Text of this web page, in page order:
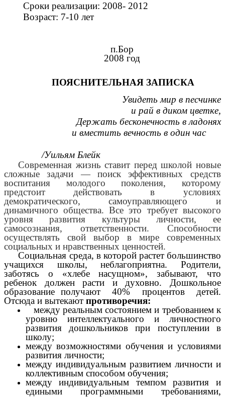
Сроки реализации: 2008- 2012
Возраст: 7-10 лет
п.Бор
2008 год
ПОЯСНИТЕЛЬНАЯ ЗАПИСКА
Увидеть мир в песчинке
и рай в диком цветке,
Держать бесконечность в ладонях
и вместить вечность в один час
/Уильям Блейк
Современная жизнь ставит перед школой новые
сложные задачи — поиск эффективных средств
воспитания молодого поколения, которому
предстоит действовать в условиях
демократического, самоуправляющего и
динамичного общества. Все это требует высокого
уровня развития культуры личности, ее
самосознания, ответственности. Способности
осуществлять свой выбор в мире современных
социальных и нравственных ценностей.
Социальная среда, в которой растет большинство
учащихся школы, неблагоприятна. Родители,
заботясь о «хлебе насущном», забывают, что
ребенок должен расти и духовно. Дошкольное
образование получают 40% процентов детей.
Отсюда и вытекают противоречия:
между реальным состоянием и требованием к
уровню интеллектуального и личностного
развития дошкольников при поступлении в
школу;
между возможностями обучения и условиями
развития личности;
между индивидуальным развитием личности и
коллективным способом обучения;
между индивидуальным темпом развития и
едиными программными требованиями,